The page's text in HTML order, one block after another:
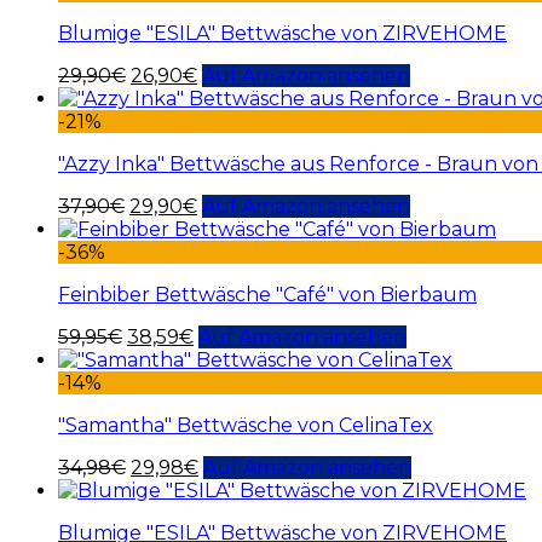
Blumige "ESILA" Bettwäsche von ZIRVEHOME
29,90€ 26,90€ Auf Amazon ansehen
-21%
"Azzy Inka" Bettwäsche aus Renforce - Braun
37,90€ 29,90€ Auf Amazon ansehen
-36%
Feinbiber Bettwäsche "Café" von Bierbaum
59,95€ 38,59€ Auf Amazon ansehen
-14%
"Samantha" Bettwäsche von CelinaTex
34,98€ 29,98€ Auf Amazon ansehen
Blumige "ESILA" Bettwäsche von ZIRVEHOME